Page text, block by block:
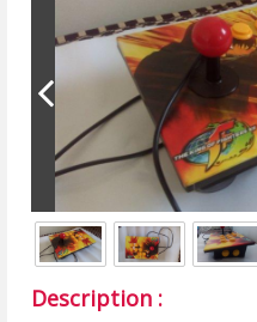
Description :